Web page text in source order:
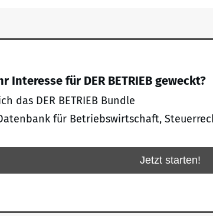
Interesse für DER BETRIEB geweckt?
das DER BETRIEB Bundle
für Betriebswirtschaft,
Jetzt starten!